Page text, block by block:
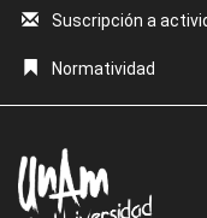
Suscripción a
Normatividad